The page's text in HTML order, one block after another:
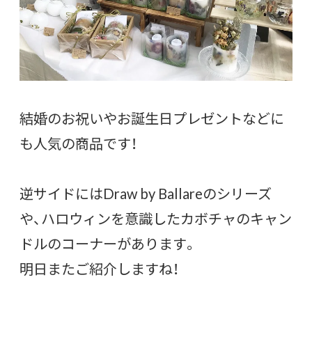
結婚のお祝いやお誕生日プレゼントなどに
も人気の商品です！
逆サイドにはDraw by Ballareのシリーズ
や、ハロウィンを意識したカボチャのキャン
ドルのコーナーがあります。
明日またご紹介しますね！